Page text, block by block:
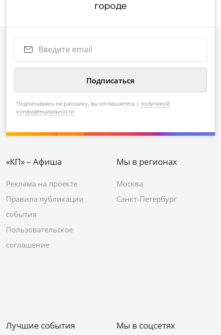
городе
Подписываясь на рассылку, вы соглашаетесь с политикой
конфиденциальности
«КП» – Афиша
Реклама на проекте
Правила публикации
события
Пользовательское
соглашение
Мы в регионах
Москва
Санкт-Петербург
Лучшие события Мы в соцсетях